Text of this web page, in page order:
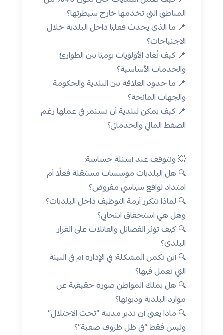
المناطق التي تخدمها خارج سيطرتها؟
📍 ما الذي يحدث فعليًا داخل البلدية خلال
الاجتياحات؟
📍 كيف تُعاد الأولويات يوميًا بين الطوارئ
والخدمات الأساسية؟
📍 ما حدود العلاقة بين البلدية والحكومة
والجهات المانحة؟
📍 كيف يمكن لبلدية أن تستمر في عملها رغم
الضغط المالي والخدماتي؟
💥 ونتوقف عند أسئلة حساسة:
🔍 هل البلديات مؤسسات مستقلة فعلًا أم
امتداد لواقع سياسي مفروض؟
🔍 لماذا تتكرر أزمة التوظيف داخل البلديات؟
وهل هي استحقاق انتخابي؟
🔍 كيف تؤثر الفصائل والعائلات على القرار
البلدي؟
🔍 أين تكمن المشكلة: في الإدارة أم في البيئة
التي تعمل فيها؟
🔍 هل يملك المواطن صورة حقيقية عن
موارد البلدية وديونها؟
🔍 ماذا يعني أن تدير مدينة “تحت الاحتلال”
وليس فقط “في ظل ظروف صعبة”؟